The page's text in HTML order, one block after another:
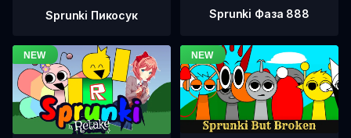
Sprunki Пикосук Sprunki Фаза 888